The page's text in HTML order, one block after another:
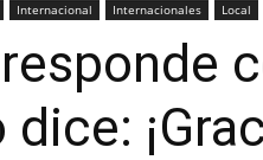
Internacional Internacionales Local